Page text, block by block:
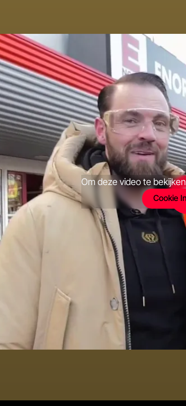
Om deze video te
Cookie